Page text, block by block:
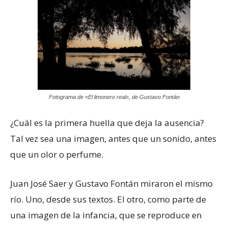
Fotograma de «El limonero real», de Gustavo Fontán
¿Cuál es la primera huella que deja la ausencia?
Tal vez sea una imagen, antes que un sonido, antes
que un olor o perfume.
Juan José Saer y Gustavo Fontán miraron el mismo
río. Uno, desde sus textos. El otro, como parte de
una imagen de la infancia, que se reproduce en